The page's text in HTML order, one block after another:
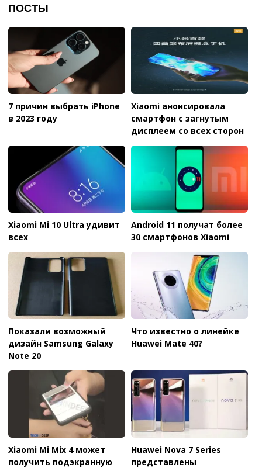
ПОСТЫ
7 причин выбрать iPhone
в 2023 году
Xiaomi анонсировала
смартфон с загнутым
дисплеем со всех сторон
Xiaomi Mi 10 Ultra удивит
всех
Android 11 получат более
30 смартфонов Xiaomi
Показали возможный
дизайн Samsung Galaxy
Note 20
Что известно о линейке
Huawei Mate 40?
Xiaomi Mi Mix 4 может
получить подэкранную
Huawei Nova 7 Series
представлены